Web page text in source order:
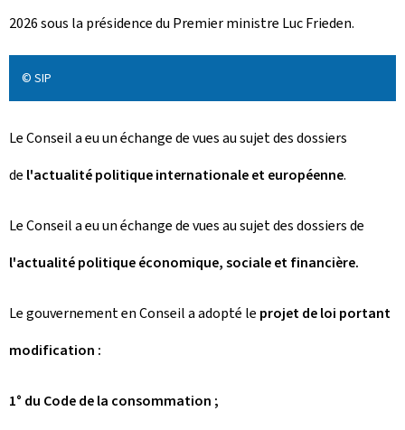
e
e
2026 sous la présidence du Premier ministre Luc Frieden.
© SIP
Le Conseil a eu un échange de vues au sujet des dossiers
de l'actualité politique internationale et européenne.
Le Conseil a eu un échange de vues au sujet des dossiers de
l'actualité politique économique, sociale et financière.
Le gouvernement en Conseil a adopté le projet de loi portant
modification :
1° du Code de la consommation ;